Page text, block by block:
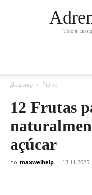
Твоя
Додому Різне
12 Frutas
açúcar
по maxwelhelp - 13.11.2025